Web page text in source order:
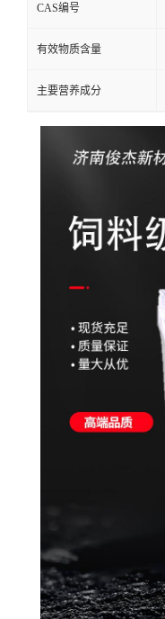
CAS编号
有效物质含量
主要营养成分